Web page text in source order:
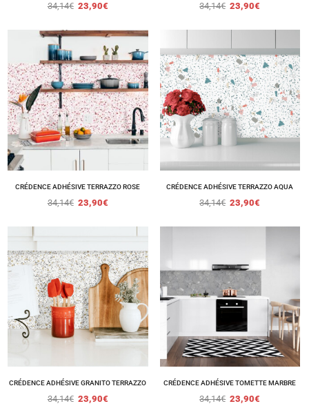
34,14€ 23,90€ 34,14€ 23,90€
CRÉDENCE ADHÉSIVE TERRAZZO ROSE
34,14€ 23,90€
CRÉDENCE ADHÉSIVE TERRAZZO AQUA
34,14€ 23,90€
CRÉDENCE ADHÉSIVE GRANITO TERRAZZO
34,14€ 23,90€
CRÉDENCE ADHÉSIVE TOMETTE MARBRE
34,14€ 23,90€